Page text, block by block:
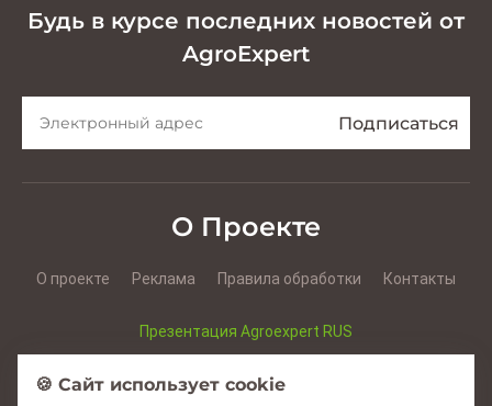
Будь в курсе последних новостей от
AgroExpert
О Проекте
О проекте Реклама Правила обработки Контакты
Презентация Agroexpert RUS
🍪 Сайт использует cookie